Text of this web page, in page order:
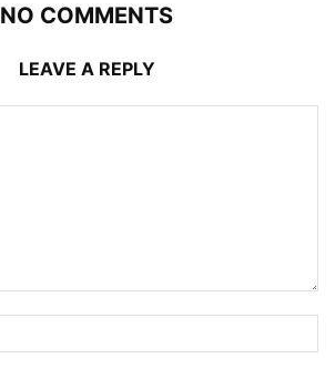
NO COMMENTS
LEAVE A REPLY